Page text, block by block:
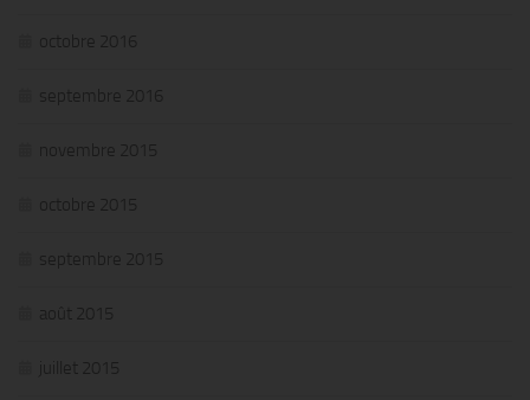
octobre 2016
septembre 2016
novembre 2015
octobre 2015
septembre 2015
août 2015
juillet 2015